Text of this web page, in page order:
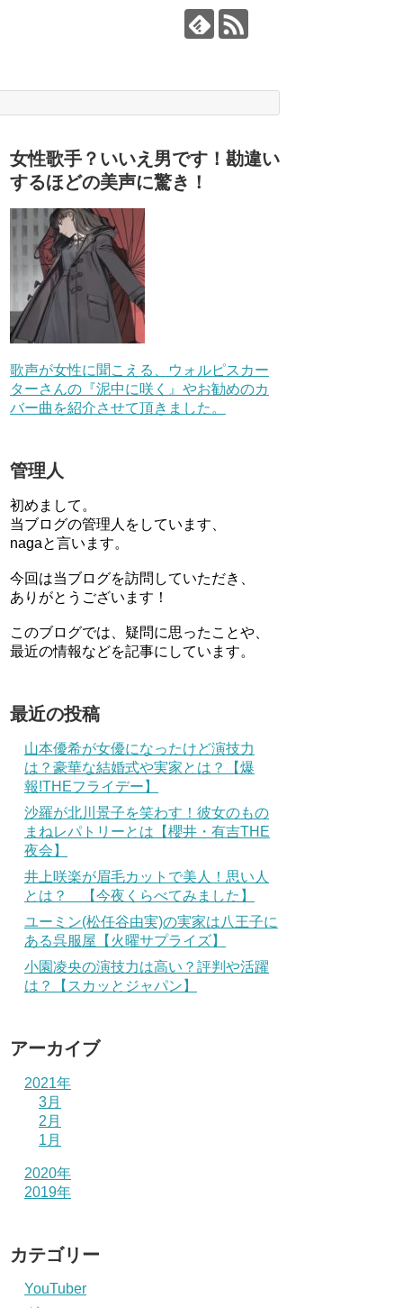
女性歌手？いいえ男です！勘違い
するほどの美声に驚き！
歌声が女性に聞こえる、ウォルピスカー
ターさんの『泥中に咲く』やお勧めのカ
バー曲を紹介させて頂きました。
管理人
初めまして。
当ブログの管理人をしています、
nagaと言います。
今回は当ブログを訪問していただき、
ありがとうございます！
このブログでは、疑問に思ったことや、
最近の情報などを記事にしています。
最近の投稿
山本優希が女優になったけど演技力
は？豪華な結婚式や実家とは？【爆
報!THEフライデー】
沙羅が北川景子を笑わす！彼女のもの
まねレパトリーとは【櫻井・有吉THE
夜会】
井上咲楽が眉毛カットで美人！思い人
とは？ 【今夜くらべてみました】
ユーミン(松任谷由実)の実家は八王子に
ある呉服屋【火曜サプライズ】
小園凌央の演技力は高い？評判や活躍
は？【スカッとジャパン】
アーカイブ
2021年
3月
2月
1月
2020年
2019年
カテゴリー
YouTuber